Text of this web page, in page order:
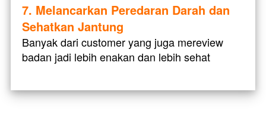
7. Melancarkan Peredaran Darah dan
Sehatkan Jantung
Banyak dari customer yang juga mereview
badan jadi lebih enakan dan lebih sehat